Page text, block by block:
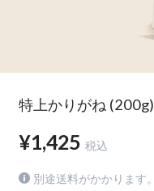
特上かりがね (200g)
¥1,425 税込
別途送料がかかります。